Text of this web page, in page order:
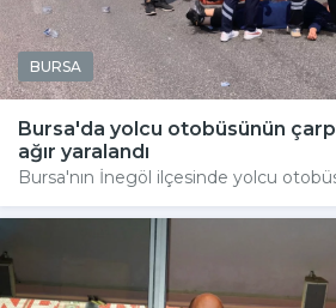
BURSA
Bursa'da yolcu otobüsünün
ağır yaralandı
Bursa'nın İnegöl ilçesinde yolcu